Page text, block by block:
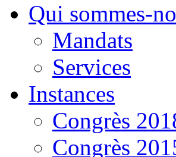
Qui sommes-
Mandats
Services
Instances
Congrès
Congrès